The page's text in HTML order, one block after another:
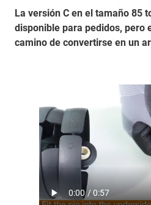
La versión C en el tamaño 85
disponible para pedidos, pero
camino de convertirse en un